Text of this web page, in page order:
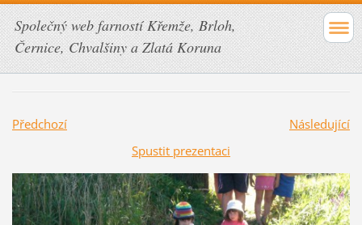
Společný web farností Křemže, Brloh,
Černice, Chvalšiny a Zlatá Koruna
Předchozí
Následující
Spustit prezentaci